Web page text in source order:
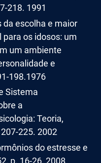
218. 1991
da escolha e maior
os idosos: um
um ambiente
e
198.1976
Sistema
a
Teoria,
225. 2002
do estresse e
p. 16-26, 2008